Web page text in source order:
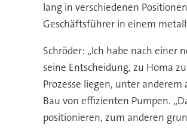
lang in verschiedenen
Geschäftsführer in einem
Schröder: „Ich habe nach
seine Entscheidung, zu Homa
Prozesse liegen, unter
Bau von effizienten Pumpen.
positionieren, zum anderen